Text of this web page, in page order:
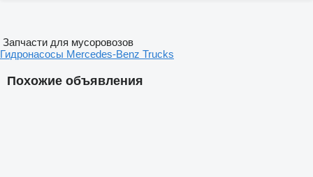
Похожие объявления
Запчасти для мусоровозов
Гидронасосы Mercedes-Benz Trucks